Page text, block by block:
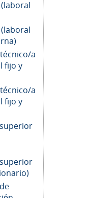
a
fijo y
a
fijo y